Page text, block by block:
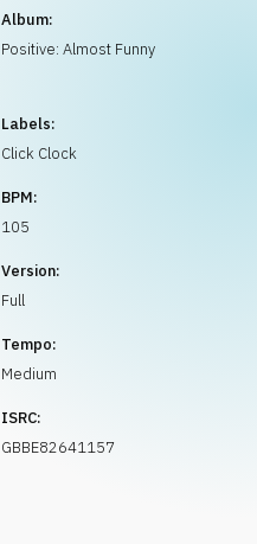
Album:
Positive: Almost Funny
Labels:
Click Clock
BPM:
105
Version:
Full
Tempo:
Medium
ISRC:
GBBE82641157